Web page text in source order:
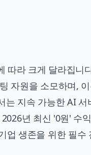
따라 크게 달라집니
자원을 소모하며,
는 지속 가능한 AI서
년 최신 '0원' 수
업 생존을 위한 필수